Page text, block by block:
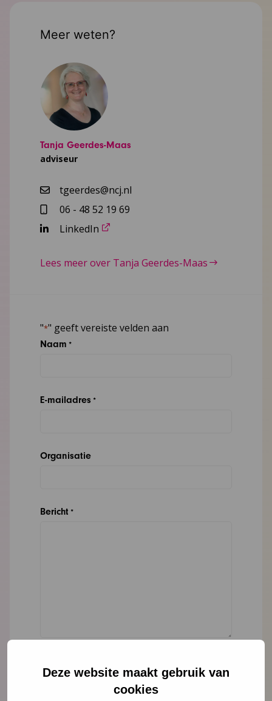
Deze website maakt gebruik van
cookies
Meer weten?
Tanja Geerdes-Maas
adviseur
tgeerdes@ncj.nl
06 - 48 52 19 69
LinkedIn
Lees meer over Tanja Geerdes-Maas
"*" geeft vereiste velden aan
Naam *
E-mailadres *
Organisatie
Bericht *